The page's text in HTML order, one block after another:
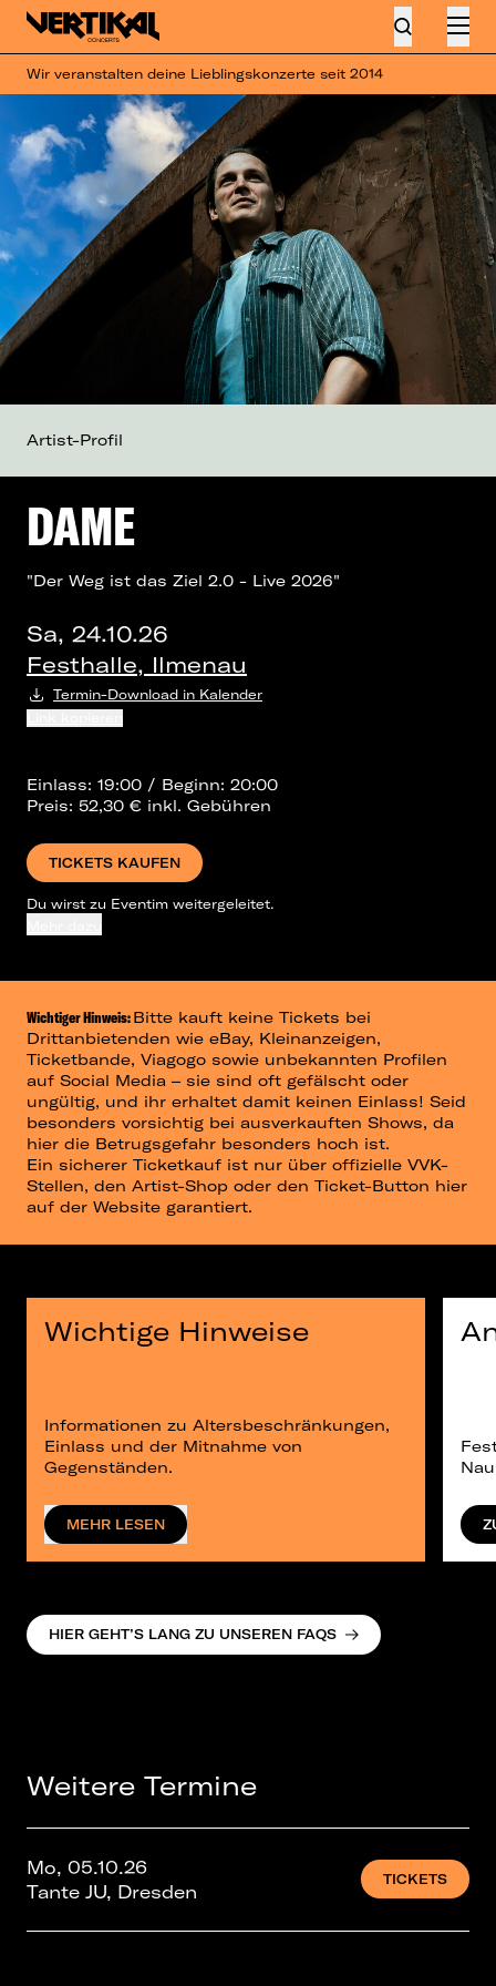
Wir veranstalten deine Lieblingskonzerte seit 2014
DAME
"Der Weg ist das Ziel 2.0 - Live 2026"
Sa, 24.10.26
Festhalle, Ilmenau
Termin-Download in Kalender
Einlass: 19:00 / Beginn: 20:00
Preis: 52,30 € inkl. Gebühren
TICKETS KAUFEN
Du wirst zu Eventim weitergeleitet.
Artist-Profil
Wichtiger Hinweis:Bitte kauft keine Tickets bei
Drittanbietenden wie eBay, Kleinanzeigen,
Ticketbande, Viagogo sowie unbekannten Profilen
auf Social Media – sie sind oft gefälscht oder
ungültig, und ihr erhaltet damit keinen Einlass! Seid
besonders vorsichtig bei ausverkauften Shows, da
hier die Betrugsgefahr besonders hoch ist.
Ein sicherer Ticketkauf ist nur über offizielle VVK-
Stellen, den Artist-Shop oder den Ticket-Button hier
auf der Website garantiert.
Wichtige Hinweise
Informationen zu Altersbeschränkungen,
Einlass und der Mitnahme von
Gegenständen.
MEHR LESEN
HIER GEHT’S LANG ZU UNSEREN FAQS
Weitere Termine
Mo, 05.10.26
Tante JU, Dresden
TICKETS